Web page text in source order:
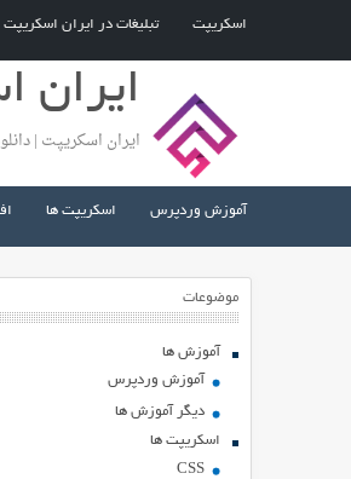
اسکریپت تبلیغات در ایران اسکریپت
ایران
ایران اسکریپت |
آموزش وردپرس اسکریپت ها
موضوعات
آموزش ها
آموزش وردپرس
دیگر آموزش ها
اسکریپت ها
CSS